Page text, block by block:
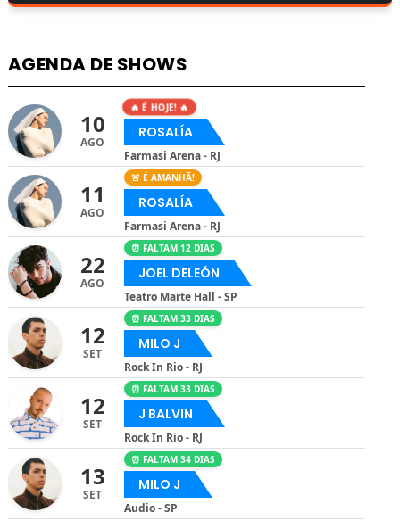
AGENDA DE SHOWS
10
AGO
🔥 É HOJE! 🔥
ROSALÍA
Farmasi Arena - RJ
11
AGO
🚨 É AMANHÃ!
ROSALÍA
Farmasi Arena - RJ
22
AGO
⏰ FALTAM 12 DIAS
JOEL DELEÓN
Teatro Marte Hall - SP
12
SET
⏰ FALTAM 33 DIAS
MILO J
Rock In Rio - RJ
12
SET
⏰ FALTAM 33 DIAS
J BALVIN
Rock In Rio - RJ
13
SET
⏰ FALTAM 34 DIAS
MILO J
Audio - SP